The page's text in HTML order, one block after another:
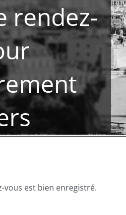
rendez-
vous est bien enregistré.